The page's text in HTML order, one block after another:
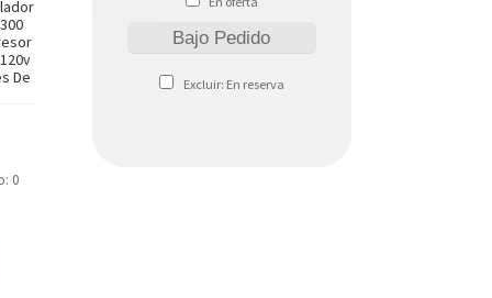
De
0
Bajo Pedido
Excluir: En reserva